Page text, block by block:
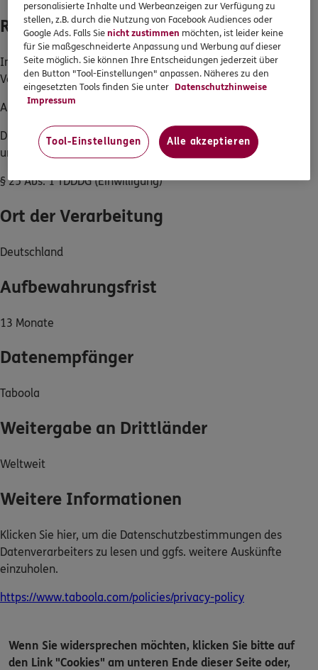
Rechtsgrundlage
Im Folgenden wird die erforderliche Rechtsgrundlage für die
Verarbeitung von personenbezogenen Daten genannt:
Art. 6 Abs. 1 s. 1 lit. a DSGVO (Einwilligung)
Die erforderliche Rechtsgrundlage zur Nutzung von Cookies
und ähnlichen Technologien für dieses Tool:
§ 25 Abs. 1 TDDDG (Einwilligung)
Ort der Verarbeitung
Deutschland
Aufbewahrungsfrist
13 Monate
Datenempfänger
Taboola
Weitergabe an Drittländer
Weltweit
Weitere Informationen
Klicken Sie hier, um die Datenschutzbestimmungen des
Datenverarbeiters zu lesen und ggfs. weitere Auskünfte
einzuholen.
https://www.taboola.com/policies/privacy-policy
Wenn Sie widersprechen möchten, klicken Sie bitte auf
den Link "Cookies" am unteren Ende dieser Seite oder,
personalisierte Inhalte und Werbeanzeigen zur Verfügung zu
stellen, z.B. durch die Nutzung von Facebook Audiences oder
Google Ads. Falls Sienicht zustimmen möchten, ist leider keine
für Sie maßgeschneiderte Anpassung und Werbung auf dieser
Seite möglich. Sie können Ihre Entscheidungen jederzeit über
den Button "Tool-Einstellungen" anpassen. Näheres zu den
eingesetzten Tools finden Sie unter Datenschutzhinweise
Impressum
Tool-Einstellungen Alle akzeptieren